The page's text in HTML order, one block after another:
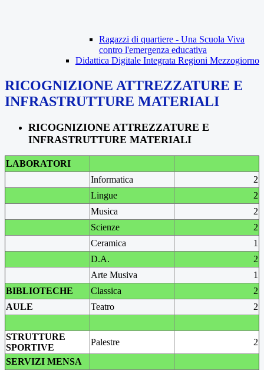
Ragazzi di quartiere - Una Scuola Viva
contro l'emergenza educativa
Didattica Digitale Integrata Regioni Mezzogiorno
RICOGNIZIONE ATTREZZATURE E
INFRASTRUTTURE MATERIALI
RICOGNIZIONE ATTREZZATURE E
INFRASTRUTTURE MATERIALI
LABORATORI
Informatica
2
Lingue
2
Musica
2
Scienze
2
Ceramica
1
D.A.
2
Arte Musiva
1
BIBLIOTECHE
Classica
2
AULE
Teatro 2
STRUTTURE
SPORTIVE
Palestre
2
SERVIZI MENSA